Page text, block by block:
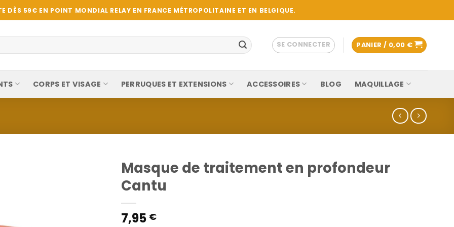
DÈS 59€ EN POINT MONDIAL RELAY EN FRANCE MÉTROPOLITAINE ET EN BELGIQUE.
SE CONNECTER PANIER / 0,00 €
CORPS ET VISAGE PERRUQUES ET EXTENSIONS ACCESSOIRES BLOG MAQUILLAGE
Masque de traitement en profondeur
Cantu
7,95 €